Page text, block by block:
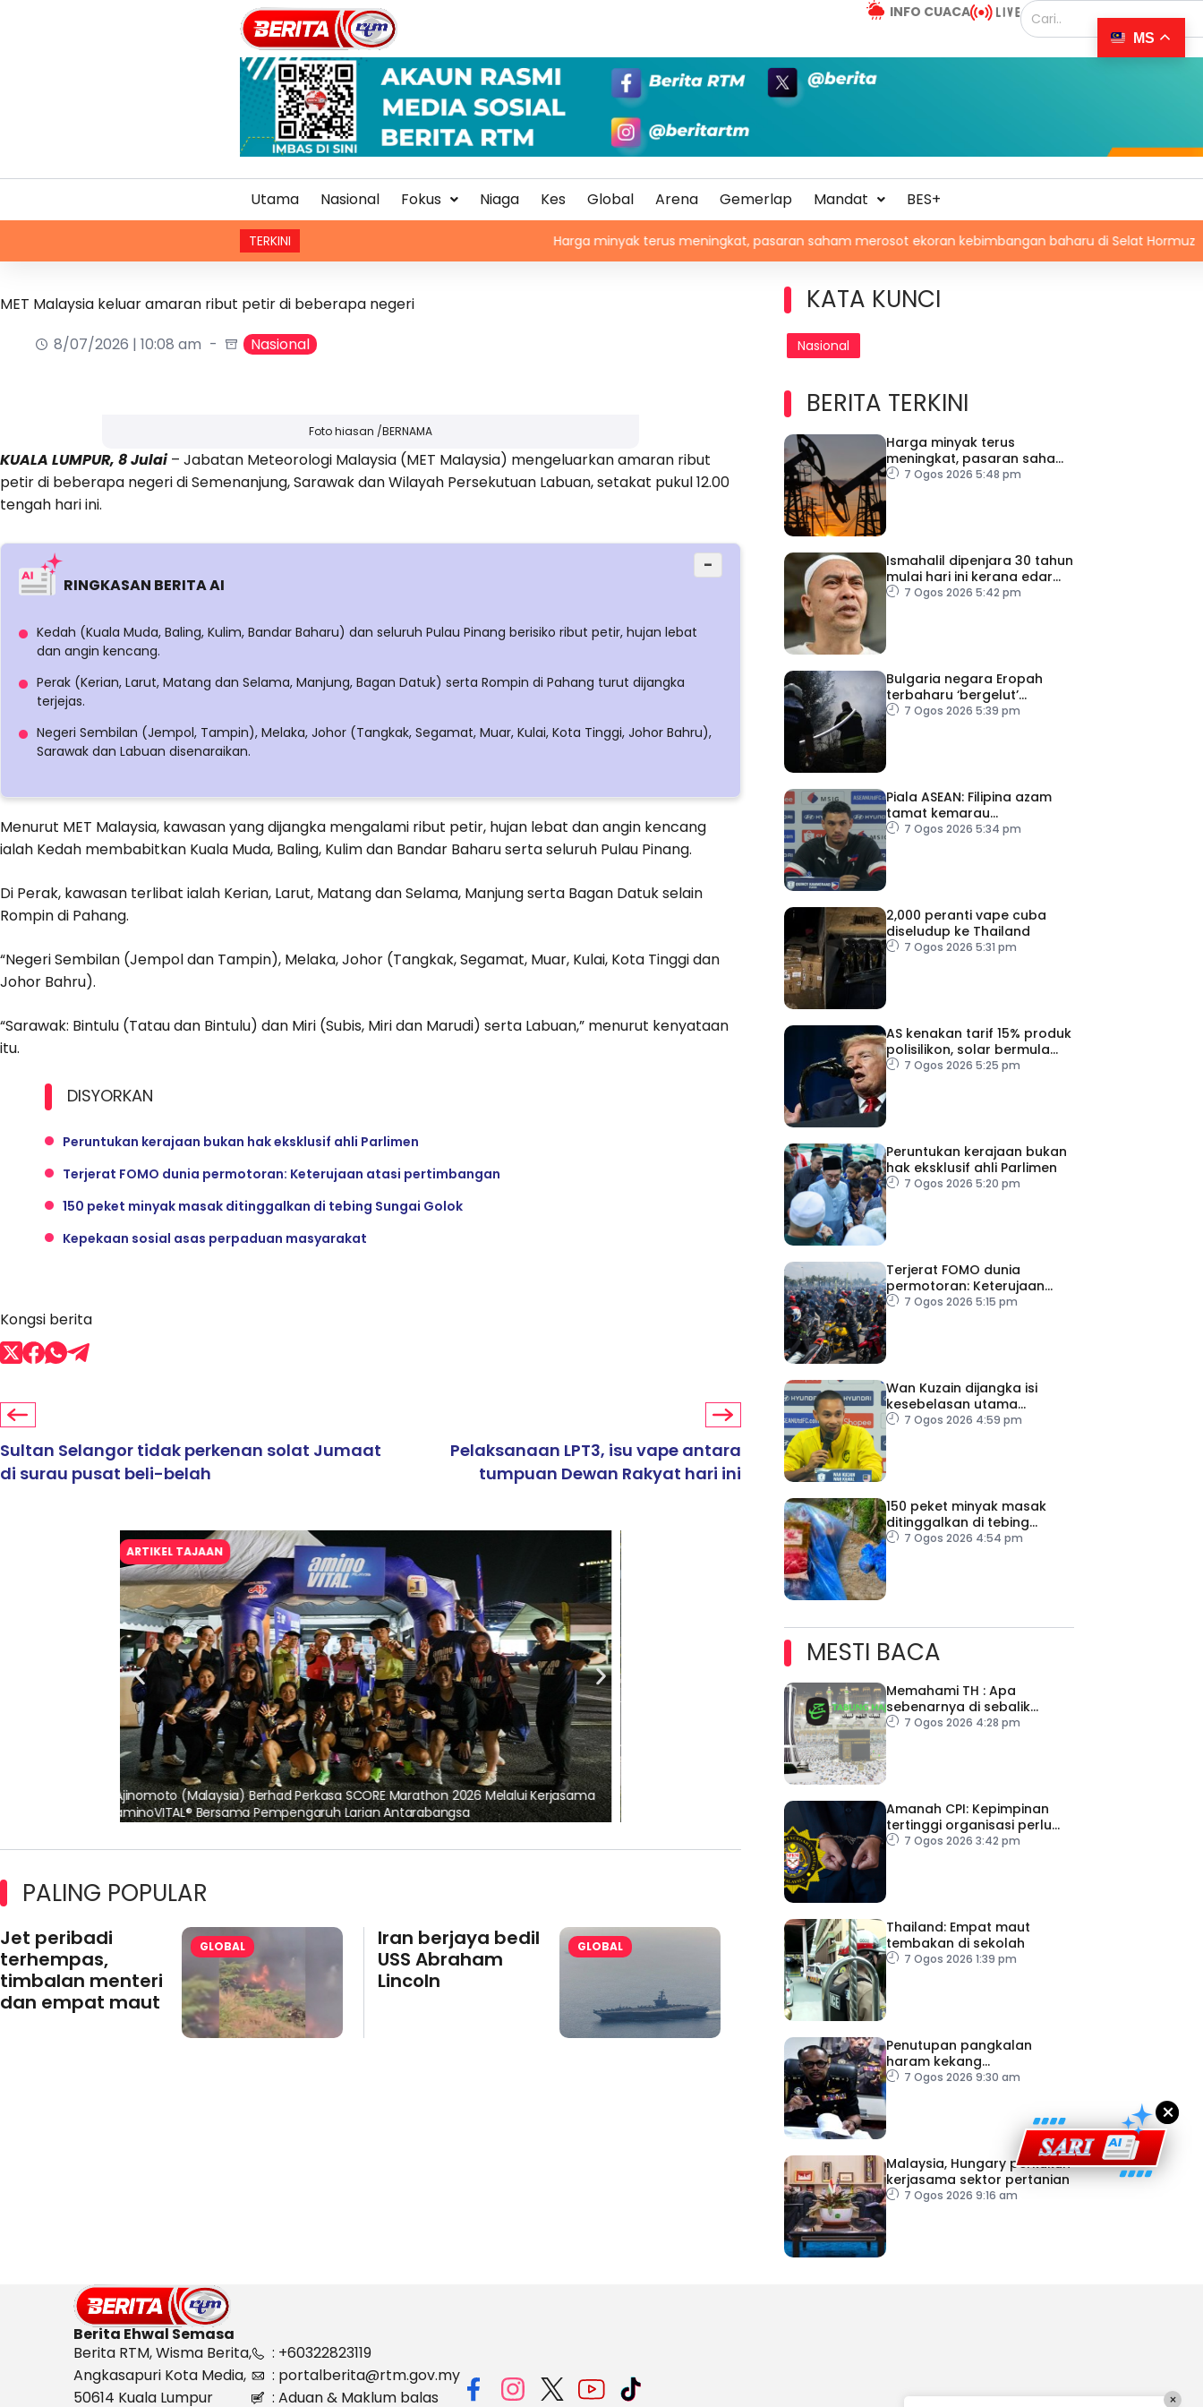
INFO CUACA
Utama Nasional Fokus Niaga Kes Global Arena Gemerlap Mandat BES+
TERKINI Harga minyak terus meningkat, pasaran saham merosot ekoran kebimbangan baharu di Selat Hormuz
MET Malaysia keluar amaran ribut petir di beberapa negeri
8/07/2026 | 10:08 am
Nasional
Foto hiasan /BERNAMA
KUALA LUMPUR, 8 Julai– Jabatan Meteorologi Malaysia (MET Malaysia) mengeluarkan amaran ribut
petir di beberapa negeri di Semenanjung, Sarawak dan Wilayah Persekutuan Labuan, setakat pukul 12.00
tengah hari ini.
RINGKASAN BERITA AI
−
Kedah (Kuala Muda, Baling, Kulim, Bandar Baharu) dan seluruh Pulau Pinang berisiko ribut petir, hujan lebat
dan angin kencang.
Perak (Kerian, Larut, Matang dan Selama, Manjung, Bagan Datuk) serta Rompin di Pahang turut dijangka
terjejas.
Negeri Sembilan (Jempol, Tampin), Melaka, Johor (Tangkak, Segamat, Muar, Kulai, Kota Tinggi, Johor Bahru),
Sarawak dan Labuan disenaraikan.
Menurut MET Malaysia, kawasan yang dijangka mengalami ribut petir, hujan lebat dan angin kencang
ialah Kedah membabitkan Kuala Muda, Baling, Kulim dan Bandar Baharu serta seluruh Pulau Pinang.
Di Perak, kawasan terlibat ialah Kerian, Larut, Matang dan Selama, Manjung serta Bagan Datuk selain
Rompin di Pahang.
“Negeri Sembilan (Jempol dan Tampin), Melaka, Johor (Tangkak, Segamat, Muar, Kulai, Kota Tinggi dan
Johor Bahru).
“Sarawak: Bintulu (Tatau dan Bintulu) dan Miri (Subis, Miri dan Marudi) serta Labuan,” menurut kenyataan
itu.
DISYORKAN
Peruntukan kerajaan bukan hak eksklusif ahli Parlimen
Terjerat FOMO dunia permotoran: Keterujaan atasi pertimbangan
150 peket minyak masak ditinggalkan di tebing Sungai Golok
Kepekaan sosial asas perpaduan masyarakat
Kongsi berita
Sultan Selangor tidak perkenan solat Jumaat
di surau pusat beli-belah
Pelaksanaan LPT3, isu vape antara
tumpuan Dewan Rakyat hari ini
ARTIKEL TAJAAN
Maxim Malaysia dedah laporan keselamatan, pematuhan lesen separuh
pertama 2026
aminoVITAL® Bersama Pempengaruh Larian Antarabangsa
PALING POPULAR
Jet peribadi
terhempas,
timbalan menteri
dan empat maut
GLOBAL
Iran berjaya bedil
USS Abraham
Lincoln
GLOBAL
KATA KUNCI
Nasional
BERITA TERKINI
Harga minyak terus
meningkat, pasaran saham
merosot ekoran
7 Ogos 2026 5:48 pm
Ismahalil dipenjara 30 tahun
mulai hari ini kerana edar
dadah
7 Ogos 2026 5:42 pm
Bulgaria negara Eropah
terbaharu ‘bergelut’
kebakaran hutan
7 Ogos 2026 5:39 pm
Piala ASEAN: Filipina azam
tamat kemarau
kemenangan ke atas
7 Ogos 2026 5:34 pm
2,000 peranti vape cuba
diseludup ke Thailand
7 Ogos 2026 5:31 pm
AS kenakan tarif 15% produk
polisilikon, solar bermula
Disember
7 Ogos 2026 5:25 pm
Peruntukan kerajaan bukan
hak eksklusif ahli Parlimen
7 Ogos 2026 5:20 pm
Terjerat FOMO dunia
permotoran: Keterujaan
atasi pertimbangan
7 Ogos 2026 5:15 pm
Wan Kuzain dijangka isi
kesebelasan utama
Harimau Malaya menentang
7 Ogos 2026 4:59 pm
150 peket minyak masak
ditinggalkan di tebing
Sungai Golok
7 Ogos 2026 4:54 pm
MESTI BACA
Memahami TH : Apa
sebenarnya di sebalik
angka
7 Ogos 2026 4:28 pm
Amanah CPI: Kepimpinan
tertinggi organisasi perlu
pacu reformasi radikal
7 Ogos 2026 3:42 pm
Thailand: Empat maut
tembakan di sekolah
7 Ogos 2026 1:39 pm
Penutupan pangkalan
haram kekang
penyeludupan di Kelantan
7 Ogos 2026 9:30 am
Malaysia, Hungary perkukuh
kerjasama sektor pertanian
7 Ogos 2026 9:16 am
×
Berita Ehwal Semasa
Berita RTM, Wisma Berita,
Angkasapuri Kota Media,
50614 Kuala Lumpur
: +60322823119
: portalberita@rtm.gov.my
: Aduan & Maklum balas
MS
×